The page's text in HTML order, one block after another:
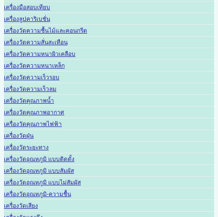
เครื่องมือสอบเทียบ
เครื่องลูปคาริเบชั่น
เครื่องวัดความชื้นไม้และคอนกรีต
เครื่องวัดความสั่นสะเทือน
เครื่องวัดความหนาผิวเคลือบ
เครื่องวัดความหนาเหล็ก
เครื่องวัดความเร็วรอบ
เครื่องวัดความเร็วลม
เครื่องวัดคุณภาพน้ำ
เครื่องวัดคุณภาพอากาศ
เครื่องวัดคุณภาพไฟฟ้า
เครื่องวัดฝุ่น
เครื่องวัดระยะทาง
เครื่องวัดอุณหภูมิ แบบติดตั้ง
เครื่องวัดอุณหภูมิ แบบสัมผัส
เครื่องวัดอุณหภูมิ แบบไม่สัมผัส
เครื่องวัดอุณหภูมิ-ความชื้น
เครื่องวัดเสียง